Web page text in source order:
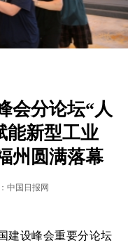
会分论坛“人
能新型工业
州圆满落幕
中国日报网
建设峰会重要分论坛